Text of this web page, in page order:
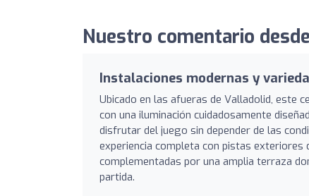
Nuestro comentario
Instalaciones modernas y
Ubicado en las afueras de Valladolid, este
con una iluminación cuidadosamente
disfrutar del juego sin depender de las
experiencia completa con pistas exteriores
complementadas por una amplia terraza
partida.